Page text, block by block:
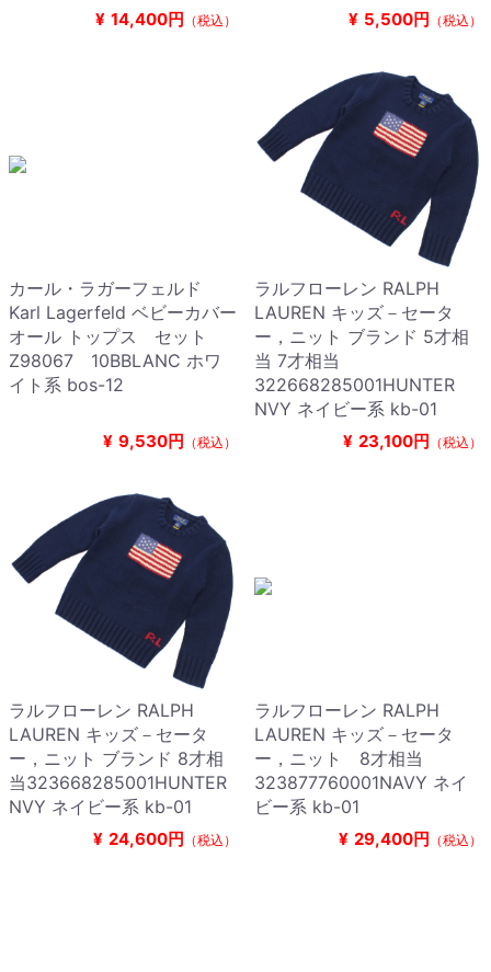
¥ 14,400円 （税込） ¥ 5,500円 （税込）
カール・ラガーフェルド
Karl Lagerfeld ベビーカバー
オール トップス セット
Z98067 10BBLANC ホワ
イト系 bos-12
¥ 9,530円 （税込）
ラルフローレン RALPH
LAUREN キッズ－セータ
ー，ニット ブランド 5才相
当 7才相当
322668285001HUNTER
NVY ネイビー系 kb-01
¥ 23,100円 （税込）
ラルフローレン RALPH
LAUREN キッズ－セータ
ー，ニット ブランド 8才相
当323668285001HUNTER
NVY ネイビー系 kb-01
¥ 24,600円 （税込）
ラルフローレン RALPH
LAUREN キッズ－セータ
ー，ニット 8才相当
323877760001NAVY ネイ
ビー系 kb-01
¥ 29,400円 （税込）